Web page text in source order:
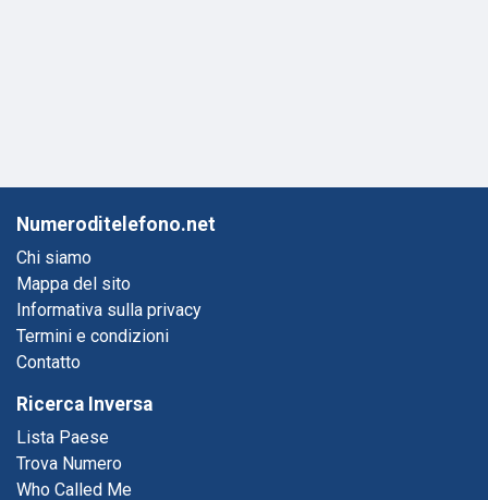
Numeroditelefono.net
Chi siamo
Mappa del sito
Informativa sulla privacy
Termini e condizioni
Contatto
Ricerca Inversa
Lista Paese
Trova Numero
Who Called Me